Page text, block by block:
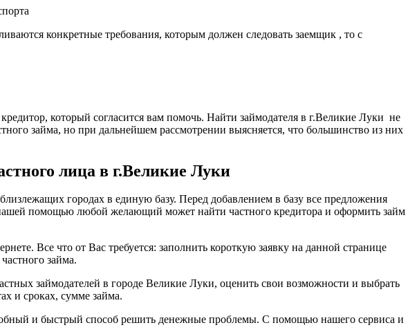
конкретные требования, которым должен следовать заемщик , то с
который согласится вам помочь. Найти займодателя в г.Великие Луки не
займа, но при дальнейшем рассмотрении выясняется, что большинство из них
лица в г.Великие Луки
городах в единую базу. Перед добавлением в базу все предложения
помощью любой желающий может найти частного кредитора и оформить займ
Все что от Вас требуется: заполнить короткую заявку на данной странице
займа.
займодателей в городе Великие Луки, оценить свои возможности и выбрать
и сроках, сумме займа.
и быстрый способ решить денежные проблемы. С помощью нашего сервиса и